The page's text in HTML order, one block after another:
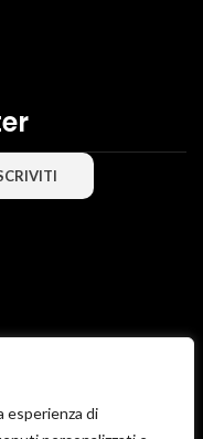
esperienza di